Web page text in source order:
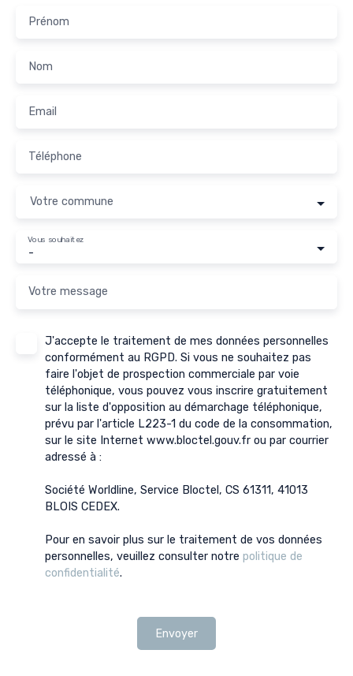
Prénom
Nom
Email
Téléphone
Votre commune
-
Vous souhaitez
Votre message
J'accepte le traitement de mes données personnelles
conformément au RGPD. Si vous ne souhaitez pas
faire l'objet de prospection commerciale par voie
téléphonique, vous pouvez vous inscrire gratuitement
sur la liste d'opposition au démarchage téléphonique,
prévu par l'article L223-1 du code de la consommation,
sur le site Internet www.bloctel.gouv.fr ou par courrier
adressé à :
Société Worldline, Service Bloctel, CS 61311, 41013
BLOIS CEDEX.
Pour en savoir plus sur le traitement de vos données
personnelles, veuillez consulter notre politique de
confidentialité.
Envoyer